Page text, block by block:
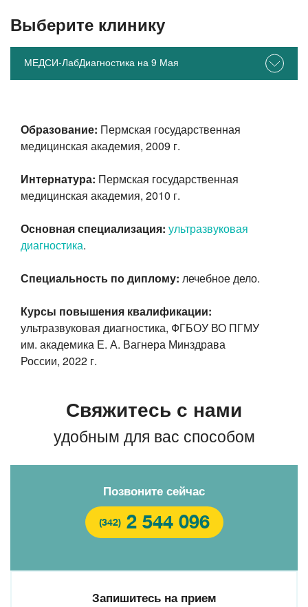
Выберите клинику
МЕДСИ-ЛабДиагностика на 9 Мая
Образование: Пермская государственная
медицинская академия, 2009 г.
Интернатура: Пермская государственная
медицинская академия, 2010 г.
Основная специализация: ультразвуковая
диагностика.
Специальность по диплому: лечебное дело.
Курсы повышения квалификации:
ультразвуковая диагностика, ФГБОУ ВО ПГМУ
им. академика Е. А. Вагнера Минздрава
России, 2022 г.
Свяжитесь с нами
удобным для вас способом
Позвоните сейчас
(342) 2 544 096
Запишитесь на прием